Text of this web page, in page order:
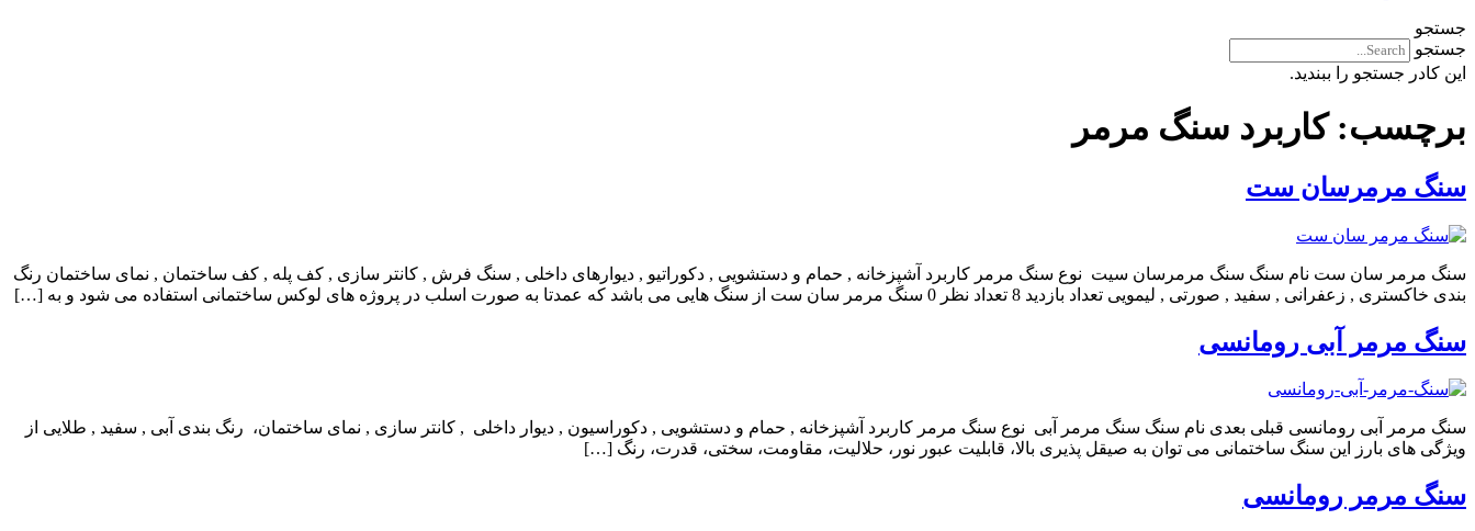
جستجو
جستجو
این کادر جستجو را ببندید.
برچسب:کاربرد سنگ مرمر
سنگ مرمرسان ست
سنگ مرمر سان ست نام سنگ سنگ مرمرسان سیت نوع سنگ مرمر کاربرد آشپزخانه , حمام و دستشویی , دکوراتیو , دیوارهای داخلی , سنگ فرش , کانتر سازی , کف پله , کف ساختمان , نمای ساختمان رنگ
بندی خاکستری , زعفرانی , سفید , صورتی , لیمویی تعداد بازدید 8 تعداد نظر 0 سنگ مرمر سان ست از سنگ هایی می باشد که عمدتا به صورت اسلب در پروژه های لوکس ساختمانی استفاده می شود و به […]
سنگ مرمر آبی رومانسی
سنگ مرمر آبی رومانسی قبلی بعدی نام سنگ سنگ مرمر آبی نوع سنگ مرمر کاربرد آشپزخانه , حمام و دستشویی , دکوراسیون , دیوار داخلی , کانتر سازی , نمای ساختمان، رنگ بندی آبی , سفید , طلایی از
ویژگی های بارز این سنگ ساختمانی می توان به صیقل پذیری بالا، قابلیت عبور نور، حلالیت، مقاومت، سختی، قدرت، رنگ […]
سنگ مرمر رومانسی